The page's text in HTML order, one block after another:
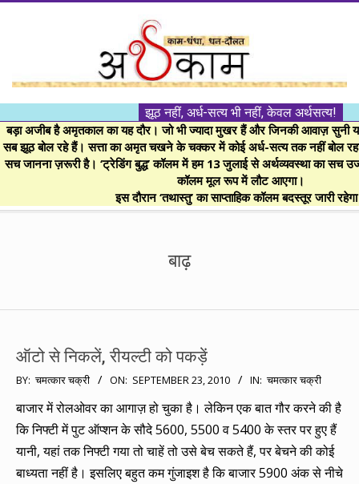
।।
अर्थकाम।।
BE
FINANCIALLY
झूठ नहीं, अर्ध-सत्य भी नहीं, केवल अर्थसत्य!
बड़ा अजीब है अमृतकाल का यह दौर। जो भी ज्यादा मुखर हैं और जिनकी आवाज़ सुनी
सब झूठ बोल रहे हैं। सत्ता का अमृत चखने के चक्कर में कोई अर्ध-सत्य तक नहीं बोल
सच जानना ज़रूरी है। ‘ट्रेडिंग बुद्ध’ कॉलम में हम 13 जुलाई से अर्थव्यवस्था का सच
कॉलम मूल रूप में लौट आएगा।
इस दौरान ‘तथास्तु’ का साप्ताहिक कॉलम बदस्तूर जारी
बाढ़
ऑटो से निकलें, रीयल्टी को पकड़ें
2010-
23
BY: चमत्कार चक्री ON: SEPTEMBER 23, 2010 IN: चमत्कार चक्री
बाजार में रोलओवर का आगाज़ हो चुका है। लेकिन एक बात गौर करने की है
कि निफ्टी में पुट ऑप्शन के सौदे 5600, 5500 व 5400 के स्तर पर हुए हैं
यानी, यहां तक निफ्टी गया तो चाहें तो उसे बेच सकते हैं, पर बेचने की कोई
बाध्यता नहीं है। इसलिए बहुत कम गुंजाइश है कि बाजार 5900 अंक से नीचे